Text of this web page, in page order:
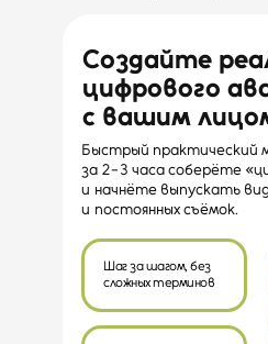
Быстрый практический
за 2−3 часа соберёте
и начнёте выпускать
и постоянных съёмок.
Шаг за шагом, без
сложных терминов
Создайте
цифрового
с вашим